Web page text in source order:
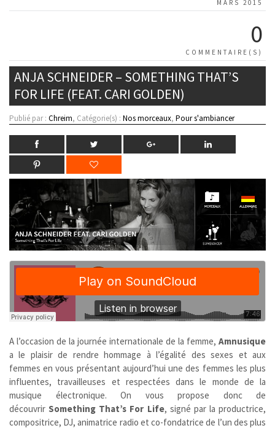
MARS 2015
0
COMMENTAIRE(S)
ANJA SCHNEIDER – SOMETHING THAT’S
FOR LIFE (FEAT. CARI GOLDEN)
Publié par : Chreim, Catégorie(s) : Nos morceaux, Pour s'ambiancer
A l’occasion de la journée internationale de la femme, Amnusique
a le plaisir de rendre hommage à l’égalité des sexes et aux
femmes en vous présentant aujourd’hui une des femmes les plus
influentes, travailleuses et respectées dans le monde de la
musique électronique. On vous propose donc de
découvrirSomething That’s For Life, signé par la productrice,
compositrice, DJ, animatrice radio et co-fondatrice de l’un des plus